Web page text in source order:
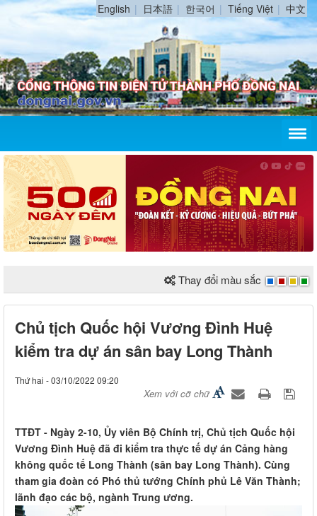
English 日本語 한국어 Tiếng Việt 中文
Thay đổi màu sắc
Chủ tịch Quốc hội Vương Đình Huệ
kiểm tra dự án sân bay Long Thành
Thứ hai - 03/10/2022 09:20
Xem với cỡ chữ
TTĐT - Ngày 2-10, Ủy viên Bộ Chính trị, Chủ tịch Quốc hội
Vương Đình Huệ đã đi kiểm tra thực tế dự án Cảng hàng
không quốc tế Long Thành (sân bay Long Thành). Cùng
tham gia đoàn có Phó thủ tướng Chính phủ Lê Văn Thành;
lãnh đạo các bộ, ngành Trung ương.